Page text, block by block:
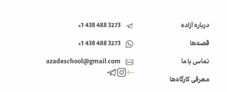
درباره آزاده
قصه‌ها
تماس با ما
معرفی کارگاه‌ها
3273 488 438 1+
3273 488 438 1+
azadeschool@gmail.com